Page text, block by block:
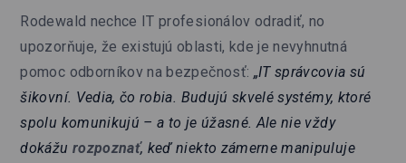
Rodewald nechce IT profesionálov odradiť, no
upozorňuje, že existujú oblasti, kde je nevyhnutná
pomoc odborníkov na bezpečnosť: „IT správcovia sú
šikovní. Vedia, čo robia. Budujú skvelé systémy, ktoré
spolu komunikujú – a to je úžasné. Ale nie vždy
dokážu rozpoznať, keď niekto zámerne manipuluje